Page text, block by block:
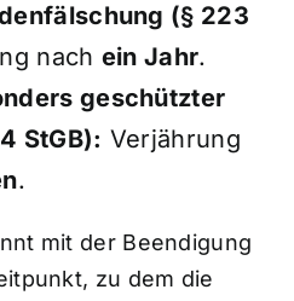
(§ 223
nach ein Jahr.
geschützter
StGB): Verjährung
.
mit der Beendigung
zu dem die